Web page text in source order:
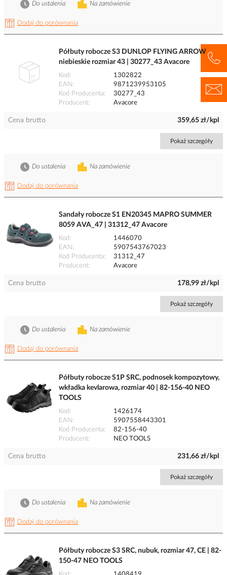
Dodaj do porównania
Na zamówienie
Do ustalenia
Półbuty robocze S3 DUNLOP FLYING ARROW
niebieskie rozmiar 43 | 30277_43 Avacore
Kod
1302822
EAN
9871239953105
Kod Producenta
30277_43
Producent
Avacore
Cena brutto 359,65 zł/kpl
Pokaż szczegóły
Dodaj do porównania
Na zamówienie
Do ustalenia
Sandały robocze S1 EN20345 MAPRO SUMMER
8059 AVA_47 | 31312_47 Avacore
Kod
1446070
EAN
5907543767023
Kod Producenta
31312_47
Producent
Avacore
Cena brutto 178,99 zł/kpl
Pokaż szczegóły
Dodaj do porównania
Na zamówienie
Do ustalenia
Półbuty robocze S1P SRC, podnosek kompozytowy,
wkładka kevlarowa, rozmiar 40 | 82-156-40 NEO
TOOLS
Kod
1426174
EAN
5907558443301
Kod Producenta
82-156-40
Producent
NEO TOOLS
Cena brutto 231,66 zł/kpl
Pokaż szczegóły
Dodaj do porównania
Na zamówienie
Do ustalenia
Półbuty robocze S3 SRC, nubuk, rozmiar 47, CE | 82-
150-47 NEO TOOLS